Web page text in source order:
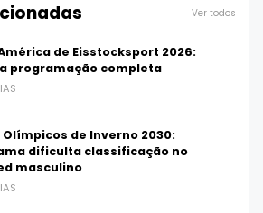
Ver todos
de Eisstocksport 2026:
programação completa
Olímpicos de Inverno 2030:
dificulta classificação no
masculino